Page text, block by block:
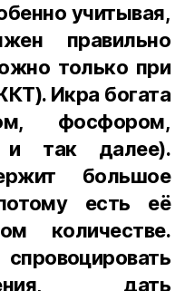
учитывая,
правильно
только при
Икра богата
фосфором,
так далее).
большое
есть её
количестве.
дать